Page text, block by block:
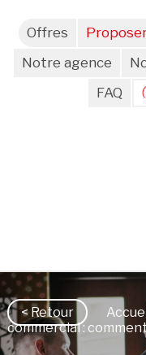
Offres
Notre agence
FAQ
< Retour
commercial :